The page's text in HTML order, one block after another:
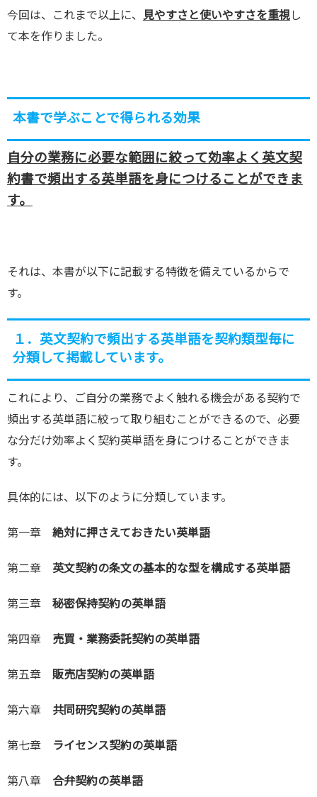
今回は、これまで以上に、 見やすさと使いやすさを重視し
て本を作りました。
本書で学ぶことで得られる効果
自分の業務に必要な範囲に絞って効率よく英文契
約書で頻出する英単語を身につけることができま
す。
それは、本書が以下に記載する特徴を備えているからで
す。
１．英文契約で頻出する英単語を契約類型毎に
分類して掲載しています。
これにより、ご自分の業務でよく触れる機会がある契約で
頻出する英単語に絞って取り組むことができるので、必要
な分だけ効率よく契約英単語を身につけることができま
す。
具体的には、以下のように分類しています。
第一章 絶対に押さえておきたい英単語
第二章 英文契約の条文の基本的な型を構成する英単語
第三章 秘密保持契約の英単語
第四章 売買・業務委託契約の英単語
第五章 販売店契約の英単語
第六章 共同研究契約の英単語
第七章 ライセンス契約の英単語
第八章 合弁契約の英単語